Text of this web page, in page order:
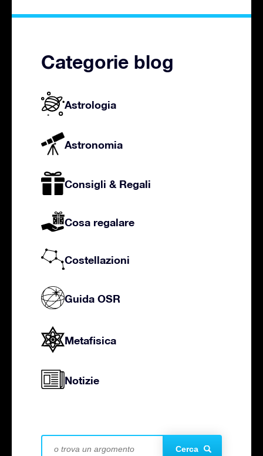
Categorie blog
Astrologia
Astronomia
Consigli & Regali
Cosa regalare
Costellazioni
Guida OSR
Metafisica
Notizie
Cerca